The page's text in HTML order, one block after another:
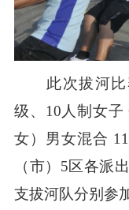
此次拔河比
级、10人制女子
女）男女混合
（市）5区各派
支拔河队分别参